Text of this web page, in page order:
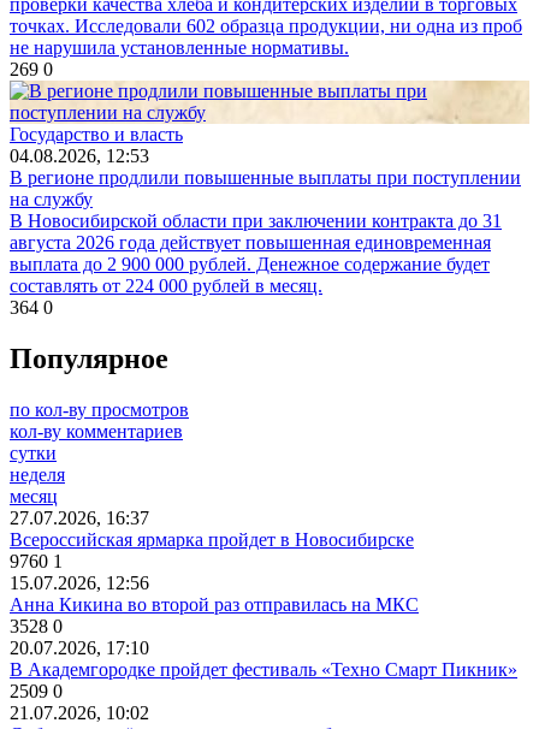
проверки качества хлеба и кондитерских изделий в торговых
точках. Исследовали 602 образца продукции, ни одна из проб
не нарушила установленные нормативы.
269 0
Государство и власть
04.08.2026, 12:53
В регионе продлили повышенные выплаты при поступлении
на службу
В Новосибирской области при заключении контракта до 31
августа 2026 года действует повышенная единовременная
выплата до 2 900 000 рублей. Денежное содержание будет
составлять от 224 000 рублей в месяц.
364 0
Популярное
по кол-ву просмотров
кол-ву комментариев
сутки
неделя
месяц
27.07.2026, 16:37
Всероссийская ярмарка пройдет в Новосибирске
9760 1
15.07.2026, 12:56
Анна Кикина во второй раз отправилась на МКС
3528 0
20.07.2026, 17:10
В Академгородке пройдет фестиваль «Техно Смарт Пикник»
2509 0
21.07.2026, 10:02